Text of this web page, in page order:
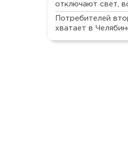
отключают свет,
Потребителей
хватает в